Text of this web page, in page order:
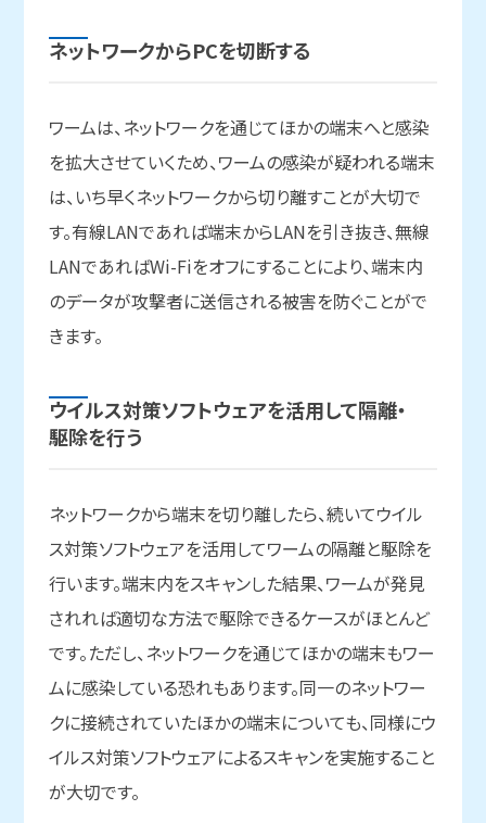
ネットワークからPCを切断する
ワームは、ネットワークを通じてほかの端末へと感染
を拡大させていくため、ワームの感染が疑われる端末
は、いち早くネットワークから切り離すことが大切で
す。有線LANであれば端末からLANを引き抜き、無線
LANであればWi-Fiをオフにすることにより、端末内
のデータが攻撃者に送信される被害を防ぐことがで
きます。
ウイルス対策ソフトウェアを活用して隔離・
駆除を行う
ネットワークから端末を切り離したら、続いてウイル
ス対策ソフトウェアを活用してワームの隔離と駆除を
行います。端末内をスキャンした結果、ワームが発見
されれば適切な方法で駆除できるケースがほとんど
です。ただし、ネットワークを通じてほかの端末もワー
ムに感染している恐れもあります。同一のネットワー
クに接続されていたほかの端末についても、同様にウ
イルス対策ソフトウェアによるスキャンを実施すること
が大切です。